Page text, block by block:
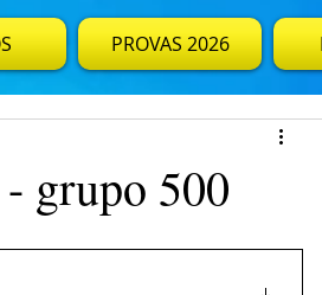
PROVAS 2026
grupo 500